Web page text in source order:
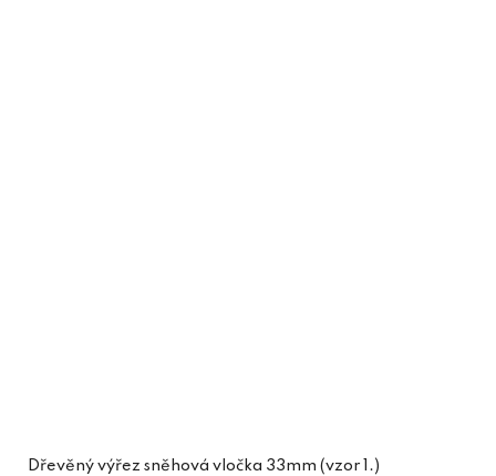
Dřevěný výřez sněhová vločka 33mm (vzor 1.)